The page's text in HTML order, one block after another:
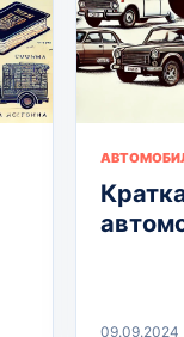
09.09.2024